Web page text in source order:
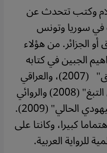
وكتب تتحدث عن
سوريا وتونس
أو الجزائر. من هؤلاء
الجبين في كتابه
"يوميات يهودي في دمشق" (2007)، والعراقي
علي بدر في روايته "حارس التبغ" (2008) والروائي
اليمني علي المقري في "اليهودي الحالي" (2009).
كبيرا، وكانتا على
للرواية العربية.